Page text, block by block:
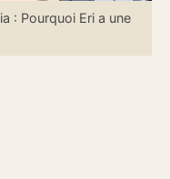
: Pourquoi Eri a une